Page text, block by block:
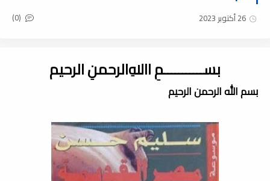
26 أكتوبر 2023 (0)
بســـــــــــمِ اﷲِالرحمنِ الرحيم
بسم الله الرحمن الرحيم